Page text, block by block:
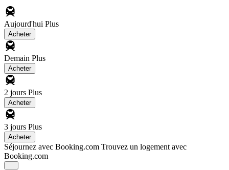
Aujourd'hui Plus
Acheter
Demain Plus
Acheter
2 jours Plus
Acheter
3 jours Plus
Acheter
Séjournez avec Booking.com Trouvez un logement avec
Booking.com